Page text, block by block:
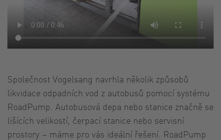
Společnost Vogelsang navrhla několik způsobů
likvidace odpadních vod z autobusů pomocí systému
RoadPump. Autobusová depa nebo stanice značně se
lišících velikostí, čerpací stanice nebo servisní
prostory – máme pro vás ideální řešení. RoadPump